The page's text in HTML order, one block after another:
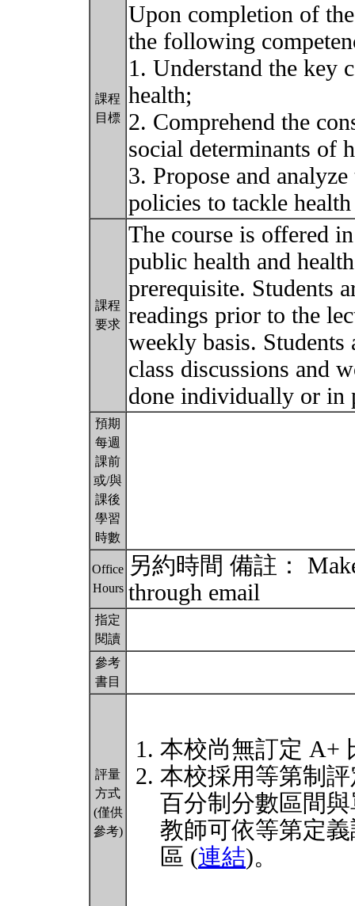
課程
目標
Upon completion of
the following
1. Understand the key
health;
2. Comprehend the
social determinants of
3. Propose and
policies to tackle
課程
要求
The course is offered
public health and
prerequisite. Students
readings prior to the
weekly basis. Students
class discussions and
done individually or in
預期
每週
課前
或/與
課後
學習
時數
Office
Hours
另約時間 備註：
through email
指定
閱讀
參考
書目
評量
方式
(僅供
參考)
本校尚無訂定 A+
本校採用等第制
百分制分數區間
教師可依等第定
區 (連結)。